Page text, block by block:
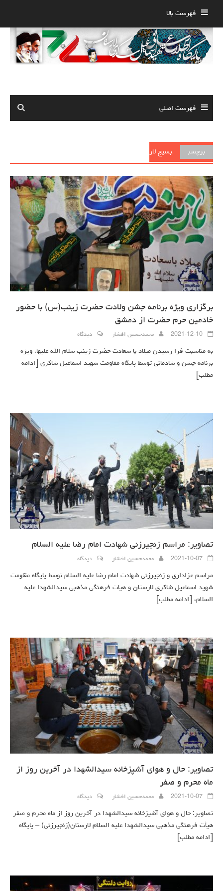
content
فهرست بالا
فهرست اصلی
برچسب بسیج لار
برگزاری ویژه برنامه جشن ولادت حضرت زینب(س) با حضور
خادمین حرم حضرت از دمشق
2021-12-10 محمدحسین افشار دیدگاه
به مناسبت فرا رسیدن میلاد با سعادت حضرت زینب سلام الله علیها، ویژه
برنامه جشن و شادمانی توسط پایگاه مقاومت شهید اسماعیل شاکری
[ادامه
مطلب]
تصاویر: مراسم زنجیرزنی شهادت امام رضا علیه السلام
2021-10-07 محمدحسین افشار دیدگاه
مراسم عزاداری و زنجیرزنی شهادت امام رضا علیه السلام توسط پایگاه مقاومت
شهید اسماعیل شاکری لارستان و هیات فرهنگی مذهبی سیدالشهدا علیه
السلام،
[ادامه مطلب]
تصاویر: حال و هوای آشپزخانه سیدالشهدا در آخرین روز از
ماه محرم و صفر
2021-10-07 محمدحسین افشار دیدگاه
تصاویر: حال و هوای آشپزخانه سیدالشهدا در آخرین روز از ماه محرم و صفر
هیأت فرهنگی مذهبی سیدالشهدا علیه السلام لارستان(زنجیرزنی) – پایگاه
[ادامه مطلب]